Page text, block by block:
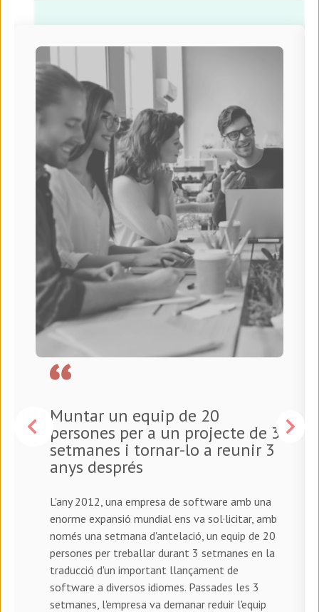
Muntar un equip de 20
persones per a un projecte de 3
setmanes i tornar-lo a reunir 3
anys després
L'any 2012, una empresa de software amb una
enorme expansió mundial ens va sol·licitar, amb
només una setmana d'antelació, un equip de 20
persones per treballar durant 3 setmanes en la
traducció d'un important llançament de
software a diversos idiomes. Passades les 3
setmanes, l'empresa va demanar reduir l'equip